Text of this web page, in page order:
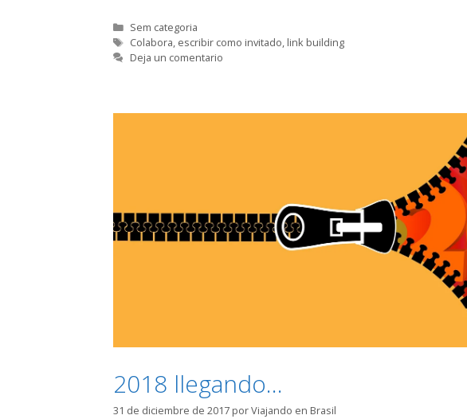
Categorías
Sem categoria
Etiquetas
Colabora, escribir como invitado, link building
Deja un comentario
2018 llegando…
31 de diciembre de 2017 porViajando en Brasil